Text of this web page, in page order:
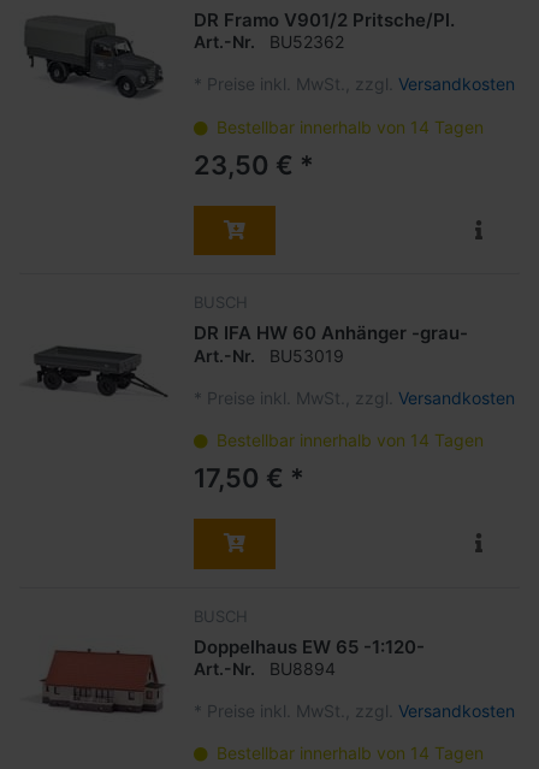
DR Framo V901/2 Pritsche/Pl.
Art.-Nr. BU52362
* Preise inkl. MwSt., zzgl. Versandkosten
Bestellbar innerhalb von 14 Tagen
23,50 € *
BUSCH
DR IFA HW 60 Anhänger -grau-
Art.-Nr. BU53019
* Preise inkl. MwSt., zzgl. Versandkosten
Bestellbar innerhalb von 14 Tagen
17,50 € *
BUSCH
Doppelhaus EW 65 -1:120-
Art.-Nr. BU8894
* Preise inkl. MwSt., zzgl. Versandkosten
Bestellbar innerhalb von 14 Tagen